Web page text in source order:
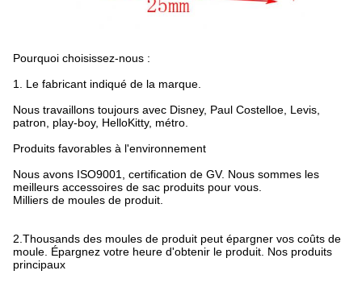
Pourquoi choisissez-nous :
1. Le fabricant indiqué de la marque.
Nous travaillons toujours avec Disney, Paul Costelloe, Levis,
patron, play-boy, HelloKitty, métro.
Produits favorables à l'environnement
Nous avons ISO9001, certification de GV. Nous sommes les
meilleurs accessoires de sac produits pour vous.
Milliers de moules de produit.
2.Thousands des moules de produit peut épargner vos coûts de
moule. Épargnez votre heure d'obtenir le produit. Nos produits
principaux